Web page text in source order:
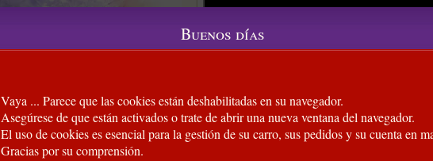
Buenos días
Vaya ... Parece que las cookies están deshabilitadas en su navegador.
Asegúrese de que están activados o trate de abrir una nueva ventana del navegador.
El uso de cookies es esencial para la gestión de su carro, sus pedidos y su cuenta en
Gracias por su comprensión.